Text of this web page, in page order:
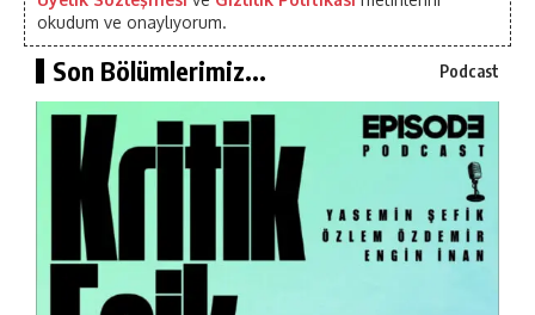
okudum ve onaylıyorum.
Son Bölümlerimiz... Podcast